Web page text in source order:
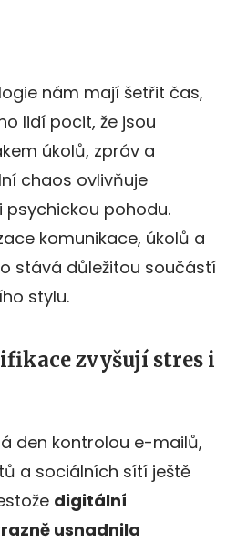
nám mají šetřit čas,
lidí pocit, že jsou
úkolů, zpráv a
chaos ovlivňuje
psychickou pohodu.
komunikace, úkolů a
stává důležitou součástí
stylu.
zvyšují stres i
den kontrolou e-mailů,
a sociálních sítí ještě
digitální
usnadnila